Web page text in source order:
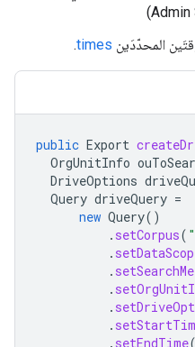
المحدّدَين times
.
public Export
OrgUnitInfo
DriveOptions
Query driveQuery =
new Query()
. setCorpus(
.
.
.
.
.
. setEndTime(